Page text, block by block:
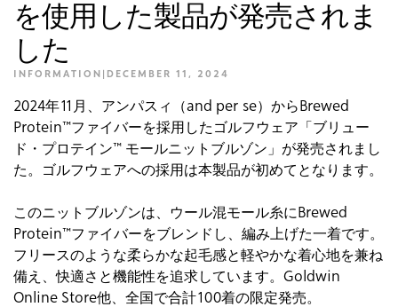
を使用した製品が発売されま
した
INFORMATION | DECEMBER 11, 2024
2024年11月、アンパスィ（and per se）からBrewed
Protein™ファイバーを採用したゴルフウェア「ブリュー
ド・プロテイン™ モールニットブルゾン」が発売されまし
た。ゴルフウェアへの採用は本製品が初めてとなります。
このニットブルゾンは、ウール混モール糸にBrewed
Protein™ファイバーをブレンドし、編み上げた一着です。
フリースのような柔らかな起毛感と軽やかな着心地を兼ね
備え、快適さと機能性を追求しています。Goldwin
Online Store他、全国で合計100着の限定発売。